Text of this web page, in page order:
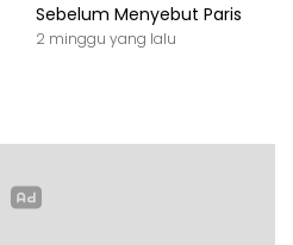
Sebelum Menyebut Paris
2 minggu yang lalu